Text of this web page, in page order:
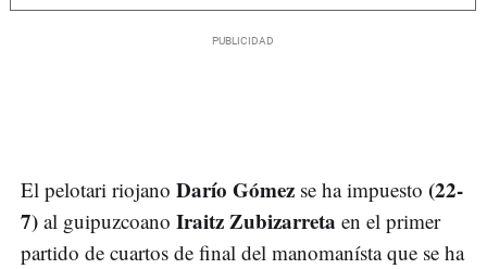
El pelotari riojano Darío Gómez se ha impuesto (22-
7) al guipuzcoano Iraitz Zubizarreta en el primer
partido de cuartos de final del manomanísta que se ha